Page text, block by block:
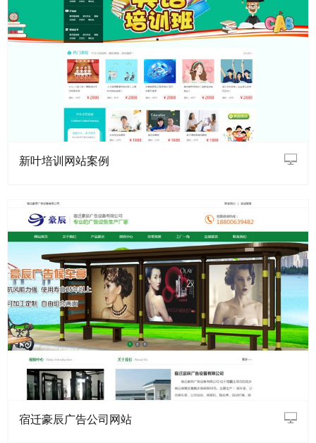
新叶培训网站案例
宿迁豪辰广告公司网站